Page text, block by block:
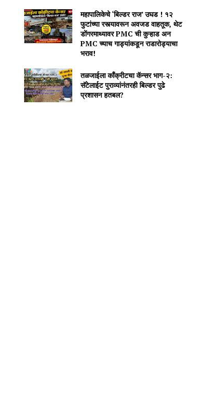
महापालिकेचे ‘बिल्डर राज’ उघड ! १२
फुटांच्या रस्त्यावरून अवजड वाहतूक, थेट
डोंगरमाथ्यावर PMC ची कुऱ्हाड अन
PMC च्याच गाड्यांकडून राडारोड्याचा
भराव!
तळजाईला कॉंक्रीटचा कॅन्सर भाग-२:
सॅटेलाईट पुराव्यांनंतरही बिल्डर पुढे
प्रशासन हतबल?